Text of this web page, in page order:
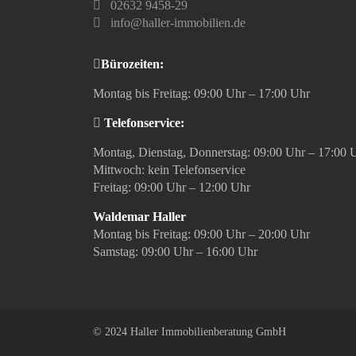
02632 9458-29
info@haller-immobilien.de
Bürozeiten:
Montag bis Freitag: 09:00 Uhr – 17:00 Uhr
Telefonservice:
Montag, Dienstag, Donnerstag: 09:00 Uhr – 17:00
Mittwoch: kein Telefonservice
Freitag: 09:00 Uhr – 12:00 Uhr
Waldemar Haller
Montag bis Freitag: 09:00 Uhr – 20:00 Uhr
Samstag: 09:00 Uhr – 16:00 Uhr
© 2024 Haller Immobilienberatung GmbH